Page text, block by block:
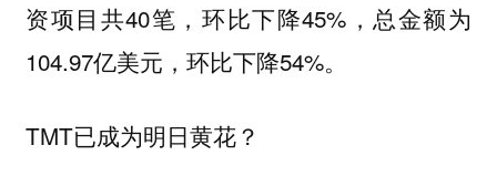
资项目共40笔，环比下降45%，总金额为
104.97亿美元，环比下降54%。
TMT已成为明日黄花？